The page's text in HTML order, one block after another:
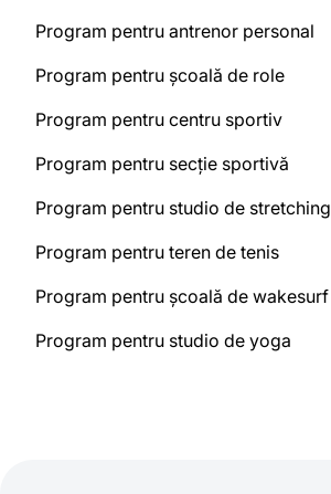
Program pentru antrenor personal
Program pentru școală de role
Program pentru centru sportiv
Program pentru secție sportivă
Program pentru studio de stretching
Program pentru teren de tenis
Program pentru școală de wakesurf
Program pentru studio de yoga